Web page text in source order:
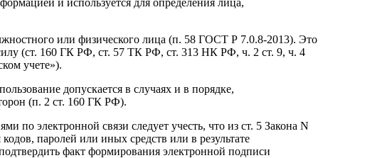
и используется для определения лица,
или физического лица (п. 58 ГОСТ Р 7.0.8-2013). Это
(ст. 160 ГК РФ, ст. 57 ТК РФ, ст. 313 НК РФ, ч. 2 ст. 9, ч. 4
учете»).
допускается в случаях и в порядке,
(п. 2 ст. 160 ГК РФ).
по электронной связи следует учесть, что из ст. 5 Закона N
паролей или иных средств или в результате
факт формирования электронной подписи